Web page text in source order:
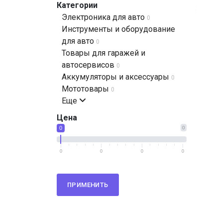
Категории
Электроника для авто 0
Инструменты и оборудование
для авто 0
Товары для гаражей и
автосервисов 0
Аккумуляторы и аксессуары 0
Мототовары 0
Еще
Цена
0
0
0 0 0 0
ПРИМЕНИТЬ